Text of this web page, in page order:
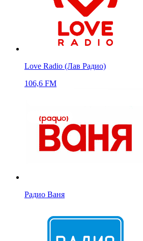
Love Radio (Лав Радио)
106,6 FM
Радио Ваня